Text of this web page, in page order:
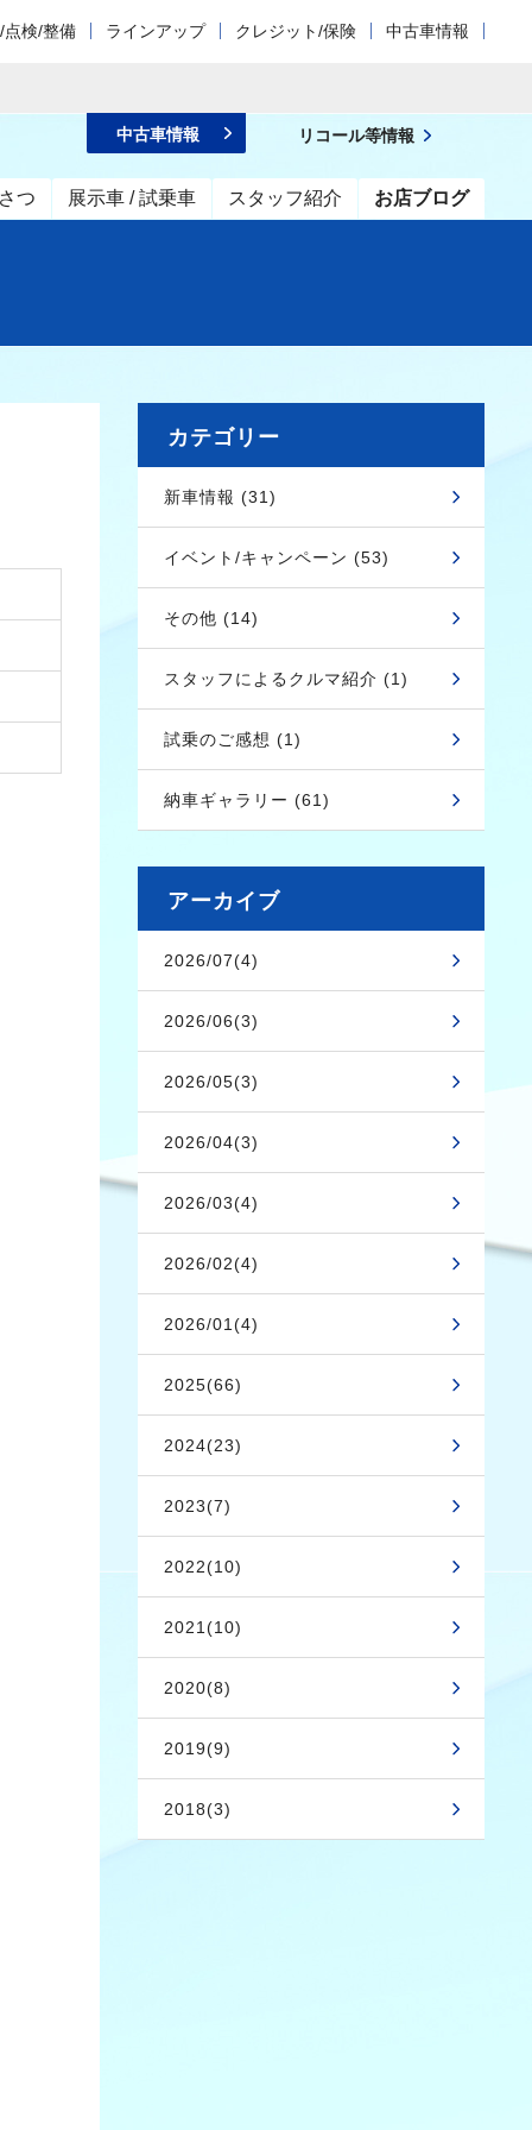
点検/整備 ラインアップ クレジット/保険 中古車情報
つ 展示車 / 試乗車 スタッフ紹介 お店ブログ
中古車情報 リコール等情報
カテゴリー
新車情報 (31)
イベント/キャンペーン (53)
その他 (14)
スタッフによるクルマ紹介 (1)
試乗のご感想 (1)
納車ギャラリー (61)
アーカイブ
2026/07(4)
2026/06(3)
2026/05(3)
2026/04(3)
2026/03(4)
2026/02(4)
2026/01(4)
2025(66)
2024(23)
2023(7)
2022(10)
2021(10)
2020(8)
2019(9)
2018(3)